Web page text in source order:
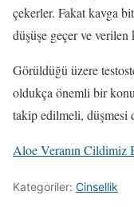
çekerler. Fakat kavga
düşüşe geçer ve
Görüldüğü üzere
oldukça önemli bir
takip edilmeli, düşmesi
Aloe Veranın Cildimiz
Kategoriler: Cinsellik